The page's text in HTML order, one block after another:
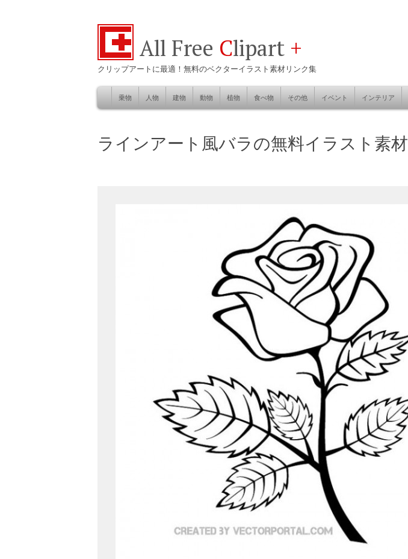
All Free Clipart +
クリップアートに最適！無料のベクターイラスト素材リンク集
Skip
content
乗物 人物 建物 動物 植物 食べ物 その他 イベント インテリア
ラインアート風バラの無料イラスト素材